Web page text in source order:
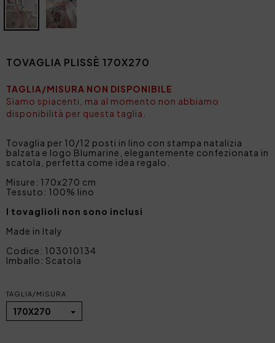
TOVAGLIA PLISSÈ 170X270
TAGLIA/MISURA NON DISPONIBILE
Siamo spiacenti, ma al momento non abbiamo
disponibilità per questa taglia.
Tovaglia per 10/12 posti in lino con stampa natalizia
balzata e logo Blumarine, elegantemente confezionata in
scatola, perfetta come idea regalo.
Misure: 170x270 cm
Tessuto: 100% lino
I tovaglioli non sono inclusi
Made in Italy
Codice: 103010134
Imballo: Scatola
TAGLIA/MISURA
170X270